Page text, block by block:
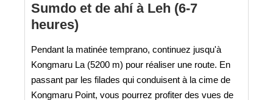
Sumdo et de ahí à Leh (6-7
heures)
Pendant la matinée temprano, continuez jusqu'à
Kongmaru La (5200 m) pour réaliser une route. En
passant par les filades qui conduisent à la cime de
Kongmaru Point, vous pourrez profiter des vues de